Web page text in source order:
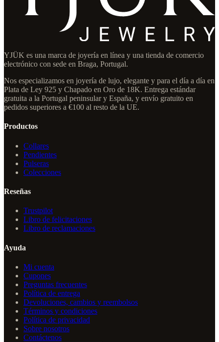
YJÜK es una marca de joyería en línea y una tienda de comercio
electrónico con sede en Braga, Portugal.
Nos especializamos en joyería de lujo, elegante y para el día a día en
Plata de Ley 925 y Chapado en Oro de 18K. Entrega estándar
gratuita a la Portugal peninsular y España, y envío gratuito en
pedidos superiores a €100 al resto de la UE.
Productos
Collares
Pendientes
Pulseras
Colecciones
Reseñas
Trustpilot
Libro de felicitaciones
Libro de reclamaciones
Ayuda
Mi cuenta
Cupones
Preguntas frecuentes
Política de entrega
Devoluciones, cambios y reembolsos
Términos y condiciones
Política de privacidad
Sobre nosotros
Contáctenos